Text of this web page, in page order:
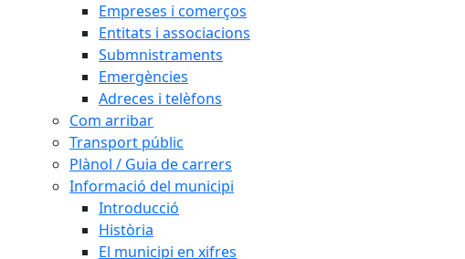
Empreses i comerços
Entitats i associacions
Submnistraments
Emergències
Adreces i telèfons
Com arribar
Transport públic
Plànol / Guia de carrers
Informació del municipi
Introducció
Història
El municipi en xifres